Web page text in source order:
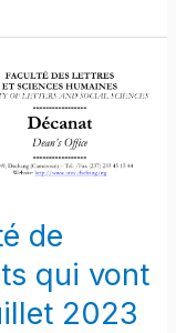
de
qui vont
2023